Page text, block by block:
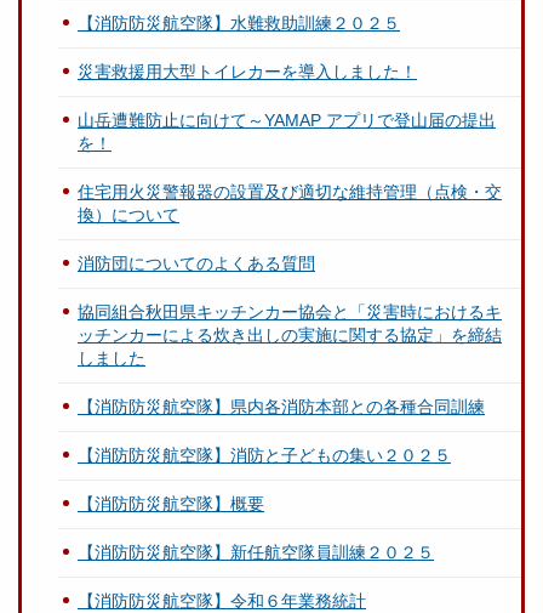
【消防防災航空隊】水難救助訓練２０２５
災害救援用大型トイレカーを導入しました！
山岳遭難防止に向けて～YAMAP アプリで登山届の提出
を！
住宅用火災警報器の設置及び適切な維持管理（点検・交
換）について
消防団についてのよくある質問
協同組合秋田県キッチンカー協会と「災害時におけるキ
ッチンカーによる炊き出しの実施に関する協定」を締結
しました
【消防防災航空隊】県内各消防本部との各種合同訓練
【消防防災航空隊】消防と子どもの集い２０２５
【消防防災航空隊】概要
【消防防災航空隊】新任航空隊員訓練２０２５
【消防防災航空隊】令和６年業務統計